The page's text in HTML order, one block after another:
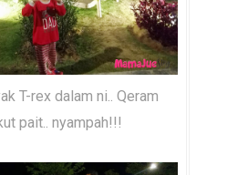
T-rex dalam ni.. Qeram
pait.. nyampah!!!